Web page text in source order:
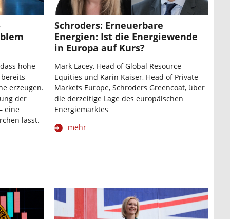
hohe
erzeugen.
der
eine
lässt.
Schroders: Erneuerbare
Energien: Ist die Energiewende
in Europa auf Kurs?
Mark Lacey, Head of Global Resource
Equities und Karin Kaiser, Head of Private
Markets Europe, Schroders Greencoat, über
die derzeitige Lage des europäischen
Energiemarktes
mehr